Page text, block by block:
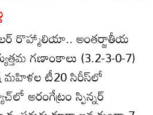
రొహ్మాలియా.. అంతర్జాతీయ
గణాంకాలు (3.2-3-0-7)
టీ20 సిరీస్‌లో
అరంగేట్రం స్పిన్నర్‌